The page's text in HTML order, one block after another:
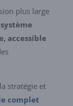
plus large
système
accessible
stratégie et
complet